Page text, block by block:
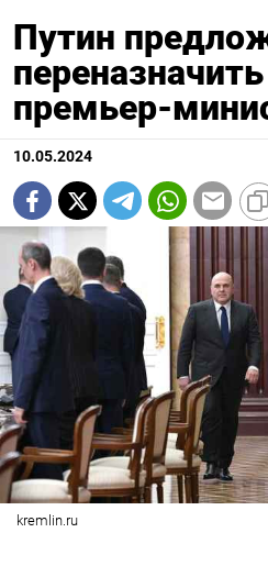
Путин
премьер-
10.05.2024
kremlin.ru